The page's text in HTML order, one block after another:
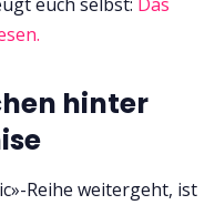
hinter
Reihe weitergeht, ist